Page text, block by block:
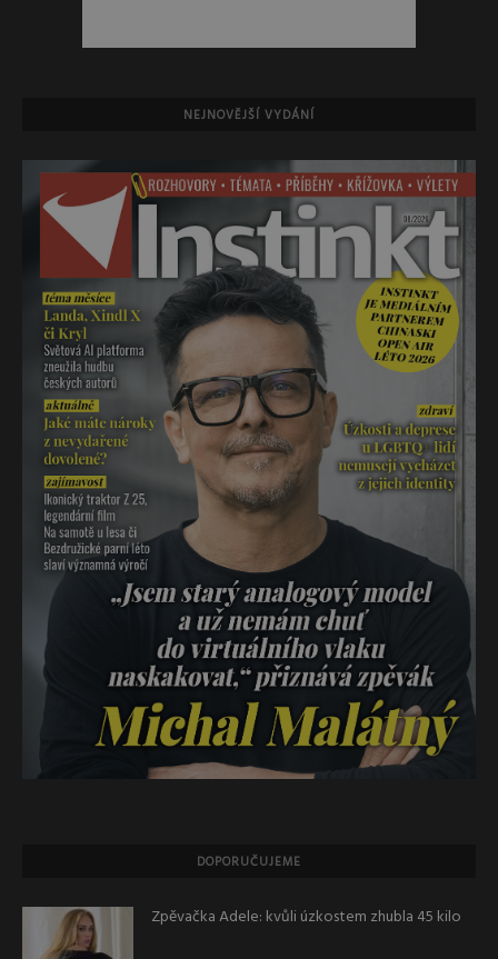
NEJNOVĚJŠÍ VYDÁNÍ
DOPORUČUJEME
Zpěvačka Adele: kvůli úzkostem zhubla 45 kilo